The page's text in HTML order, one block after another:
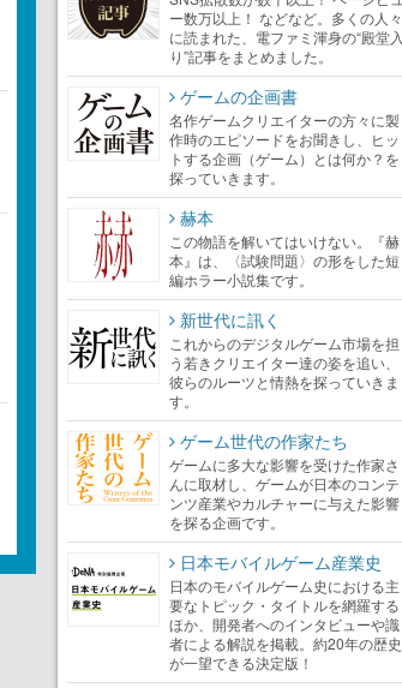
ー数万以上！ などなど。多くの人々
に読まれた、電ファミ渾身の“殿堂入
り”記事をまとめました。
ゲームの企画書
名作ゲームクリエイターの方々に製
作時のエピソードをお聞きし、ヒッ
トする企画（ゲーム）とは何か？を
探っていきます。
赫本
この物語を解いてはいけない。『赫
本』は、〈試験問題〉の形をした短
編ホラー小説集です。
新世代に訊く
これからのデジタルゲーム市場を担
う若きクリエイター達の姿を追い、
彼らのルーツと情熱を探っていきま
す。
ゲーム世代の作家たち
ゲームに多大な影響を受けた作家さ
んに取材し、ゲームが日本のコンテ
ンツ産業やカルチャーに与えた影響
を探る企画です。
日本モバイルゲーム産業史
日本のモバイルゲーム史における主
要なトピック・タイトルを網羅する
ほか、開発者へのインタビューや識
者による解説を掲載。約20年の歴史
が一望できる決定版！